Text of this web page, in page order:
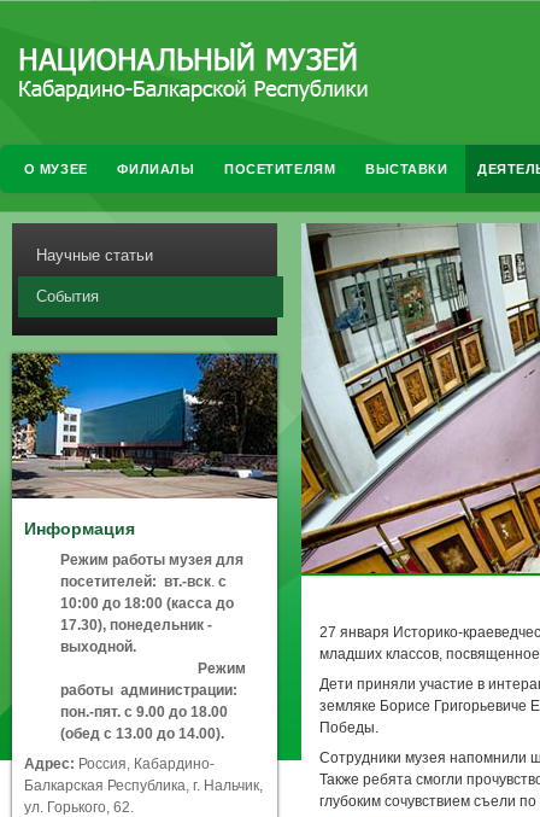
О МУЗЕЕ ФИЛИАЛЫ ПОСЕТИТЕЛЯМ ВЫСТАВКИ
27 января Историко-
младших классов,
Дети приняли участие в
земляке Борисе
Победы.
Сотрудники музея напомнили
Также ребята смогли
глубоким сочувствием съели по
Научные статьи
События
Информация
Режим работы музея для
посетителей: вт.-вск. с
10:00 до 18:00 (касса до
17.30), понедельник -
выходной.
Режим
работы администрации:
пон.-пят. с 9.00 до 18.00
(обед с 13.00 до 14.00).
Адрес: Россия, Кабардино-
Балкарская Республика, г. Нальчик,
ул. Горького, 62.